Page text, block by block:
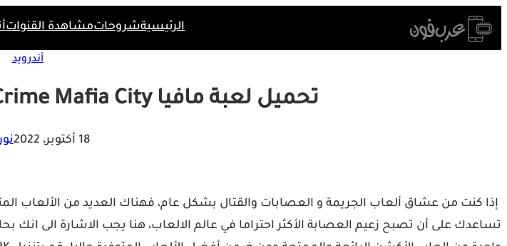
Skip
to
الرئيسيةشروحاتمشاهدة القنوات
أندرويد
تحميل لعبة مافيا Gangster Crime Mafia City مهكرة آخر اصدار
18 أكتوبر، 2022
إذا كنت من عشاق ألعاب الجريمة و العصابات والقتال بشكل عام، فهناك العديد من الألعاب